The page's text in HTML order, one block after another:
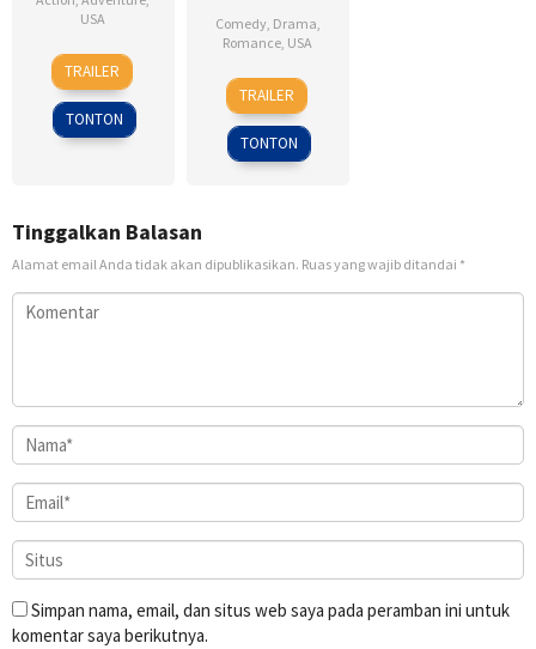
USA
5
Sep
2014
Ernie
Barbarash
TRAILER
TONTON
Comedy, Drama,
Romance, USA
6
Feb
2009
Ken
Kwapis
TRAILER
TONTON
Tinggalkan Balasan
Alamat email Anda tidak akan dipublikasikan. Ruas yang wajib ditandai *
Simpan nama, email, dan situs web saya pada peramban ini untuk
komentar saya berikutnya.